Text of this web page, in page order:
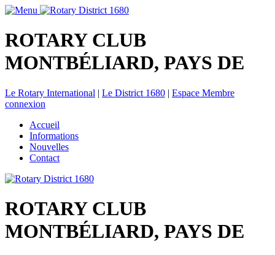
ROTARY CLUB
MONTBÉLIARD, PAYS DE
Le Rotary International | Le District 1680 | Espace Membre
connexion
Accueil
Informations
Nouvelles
Contact
ROTARY CLUB
MONTBÉLIARD, PAYS DE